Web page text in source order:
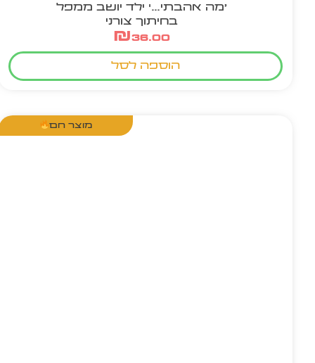
'מה אהבתי…' ילד יושב ממפל
בחיתוך צורני
₪36.00
הוספה לסל
מוצר חם